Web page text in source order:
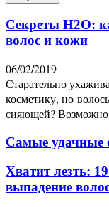
Секреты H2O:
волос и кожи
06/02/2019
Старательно
косметику, но
сияющей?
Самые удачные
Хватит лезть:
выпадение